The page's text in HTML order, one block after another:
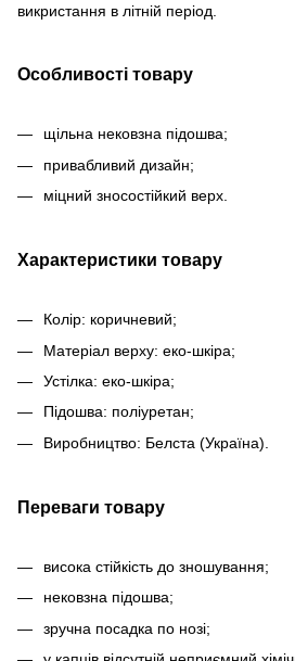
викристання в літній період.
Особливості товару
щільна нековзна підошва;
привабливий дизайн;
міцний зносостійкий верх.
Характеристики товару
Колір: коричневий;
Матеріал верху: еко-шкіра;
Устілка: еко-шкіра;
Підошва: поліуретан;
Виробництво: Белста (Україна).
Переваги товару
висока стійкість до зношування;
нековзна підошва;
зручна посадка по нозі;